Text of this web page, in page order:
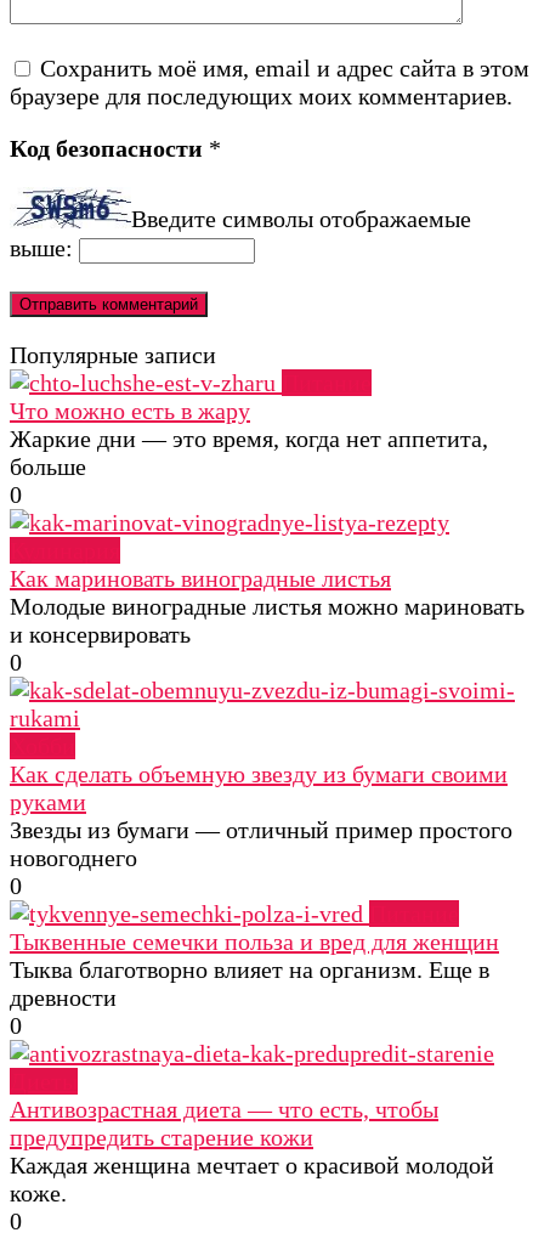
Сохранить моё имя, email и адрес сайта в этом
браузере для последующих моих комментариев.
Код безопасности *
Введите символы отображаемые
выше:
Популярные записи
Что можно есть в жару
Жаркие дни — это время, когда нет аппетита,
больше
0
Как мариновать виноградные листья
Молодые виноградные листья можно мариновать
и консервировать
0
Как сделать объемную звезду из бумаги своими
руками
Звезды из бумаги — отличный пример простого
новогоднего
0
Тыквенные семечки польза и вред для женщин
Тыква благотворно влияет на организм. Еще в
древности
0
Антивозрастная диета — что есть, чтобы
предупредить старение кожи
Каждая женщина мечтает о красивой молодой
коже.
0